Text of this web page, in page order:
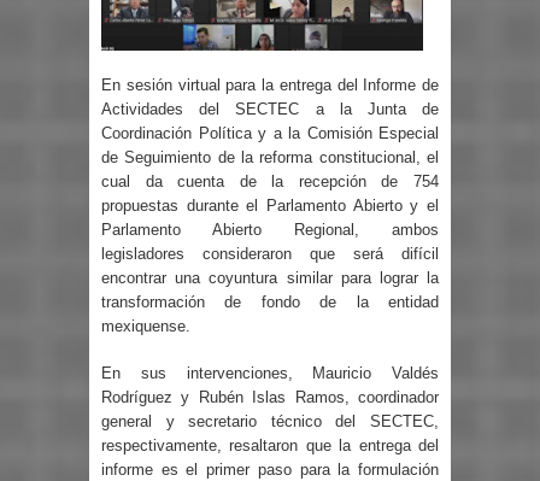
En sesión virtual para la entrega del Informe de
Actividades del SECTEC a la Junta de
Coordinación Política y a la Comisión Especial
de Seguimiento de la reforma constitucional, el
cual da cuenta de la recepción de 754
propuestas durante el Parlamento Abierto y el
Parlamento Abierto Regional, ambos
legisladores consideraron que será difícil
encontrar una coyuntura similar para lograr la
transformación de fondo de la entidad
mexiquense.
En sus intervenciones, Mauricio Valdés
Rodríguez y Rubén Islas Ramos, coordinador
general y secretario técnico del SECTEC,
respectivamente, resaltaron que la entrega del
informe es el primer paso para la formulación